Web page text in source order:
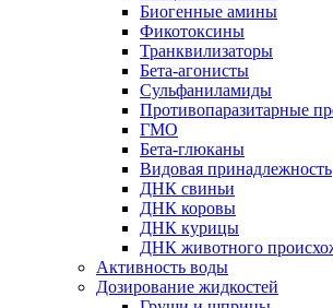
Биогенные амины
Фикотоксины
Транквилизаторы
Бета-агонисты
Сульфаниламиды
Противопаразитарные
ГМО
Бета-глюканы
Видовая принадлежность
ДНК свиньи
ДНК коровы
ДНК курицы
ДНК животного
Активность воды
Дозирование жидкостей